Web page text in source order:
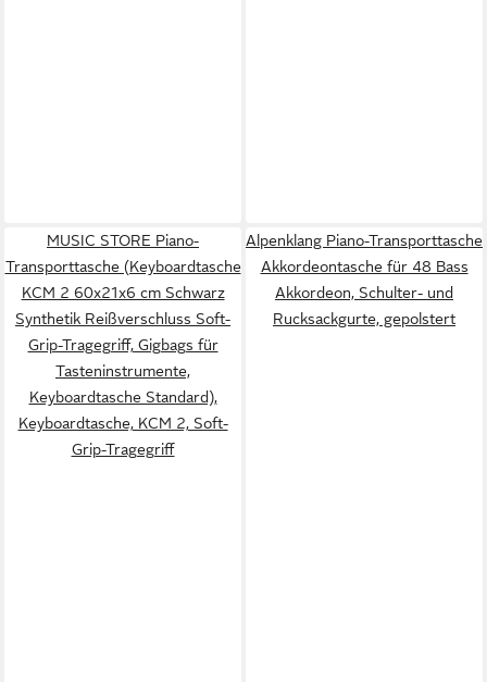
MUSIC STORE Piano-
Transporttasche (Keyboardtasche
KCM 2 60x21x6 cm Schwarz
Synthetik Reißverschluss Soft-
Grip-Tragegriff, Gigbags für
Tasteninstrumente,
Keyboardtasche Standard),
Keyboardtasche, KCM 2, Soft-
Grip-Tragegriff
Alpenklang Piano-Transporttasche
Akkordeontasche für 48 Bass
Akkordeon, Schulter- und
Rucksackgurte, gepolstert